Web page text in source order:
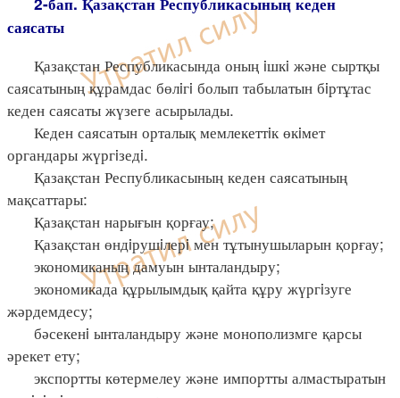
саясаты
Қазақстан Республикасында оның iшкi және сыртқы
саясатының құрамдас бөлiгi болып табылатын бiртұтас
кеден саясаты жүзеге асырылады.
Кеден саясатын орталық мемлекеттiк өкiмет
органдары жүргiзедi.
Қазақстан Республикасының кеден саясатының
мақсаттары:
Қазақстан нарығын қорғау;
Қазақстан өндiрушiлерi мен тұтынушыларын қорғау;
экономиканың дамуын ынталандыру;
экономикада құрылымдық қайта құру жүргiзуге
жәрдемдесу;
бәсекенi ынталандыру және монополизмге қарсы
әрекет ету;
экспортты көтермелеу және импортты алмастыратын